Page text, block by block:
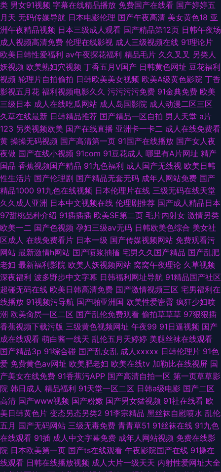
类 男女91视频 字幕在线精品播放 免费国产在线看 国产婷婷五
月天 无码传媒导航 日本电影伦理 国产午夜高清 美女黄色18 亚
洲午夜精品视频 日本三级成人观看 国产精品第12页 日韩午夜场
成人视频高清免费 伦理在线影视 成人三级视频在线 91理论片
欧美日韩性爱福利 av午夜探花福利 精品毛片 久久叉叉 另类人
妖视频 欧美熟妇穴视频 丁香五月V国产 日韩黄色网址 豆花福利
视频 轮理片自拍偷拍 日韩欧美美女视频 欧美A级黄色影院 丁香
影视五月花 福利视频电影久久 污污污污免费 91金典免费 欧美
三级日本 成人在线吃瓜网站 成人岛国影院 成人动漫二区三区
久草在线最新 日韩精品推荐 国产精品一区自拍 男人天堂 a片
123 另类视频欧美 国产在线直播 亚洲卡一卡二 成人在线免费看
黄 操操无码视频 国产高清第一页 91国产在线播放 国产女人夜
夜做 国产在线小视频 91com 91豆花成人 哪里有A片网址 精产
国品 香蕉视频国产精品 91九色福利 成人国产无线视 欧美日韩
性生活片 国产伦理剧 国产精品无套无码 成年人网站免费 国产
精品1000 91九色在线视频 日本伦理片在线 三级无码在线天堂
久久成人亚洲 日本中文视频在线 伦理剧推荐 国产成人精品日本
97甜桃品种介绍 91插插插 欧美SE第二页 毛片内射女 激情另类
欧美一二 国产色视频 孕妇三级av无码 日韩欧美色综合 美女社
区成人 在线免费看片 日本一级 国产传媒视频网站 免费观看污
网站 最新激情h网站 国产喷浆抽搐 宅男久久国产精品 国产乱肥
老妇 最新福利影院 欧美人妖视频网站 窝窝午夜理论 久草视频
深夜福利 波多野步中文字幕 日韩福利网址导航 91精品国产社区
超碰无码在线 欧美日韩高清免费 国产激情视频三区 宅男福利在
线播放 91视频污导航 国产啪亚洲国 欧美性爱密臀 疯狂少妇喷
潮 欧美肏屄一区二区 国产乱伦免费观看 偷拍草草草 97狠狠插
香蕉视频下载污版 三级黄色视频网址 午夜99 91日逼视频 国产
成在线观看 萌白酱一线天 乱伦五月天婷婷 美腿丝袜在线观看
国产精品3p 91综合碰 国产乱女乱 成人xxxxx 日韩伦理片 91色
爱 免费黄色av网址 欧美肥老妇 欧美在线tv 加勒比在线视屏 国
产美女在线免费 91香蕉污APP 国产高清自拍一区 第一页草草影
院 韩日成人 精品福利 91天堂一区二区 日韩a级电影 国产二区
高清 国产www视频 国产粉嫩 国产男女猛视频 91社在线看 欧
美日韩黄色片 变态另态另类2 91李宗精品 黑丝袜自慰喷水 乱伦
五月 国产无码网站 三级无毒免费 青青草51 91丝袜在线 91九色
在线观看 91插 成人中文字幕免费 成年人网站视频 免费在线影
院 日本欧美第一页 国产ts在线观看 午夜影院国产在线 91操在
线观看 日韩在线播放视频 成人大片一级天天 内射性爱网址大全